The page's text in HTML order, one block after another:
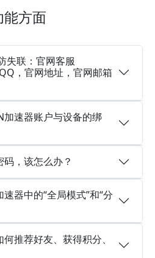
能方面
失联：官网客服
，官网地址，官网邮箱
加速器账户与设备的绑
，该怎么办？
器中的“全局模式”和“分
推荐好友、获得积分、